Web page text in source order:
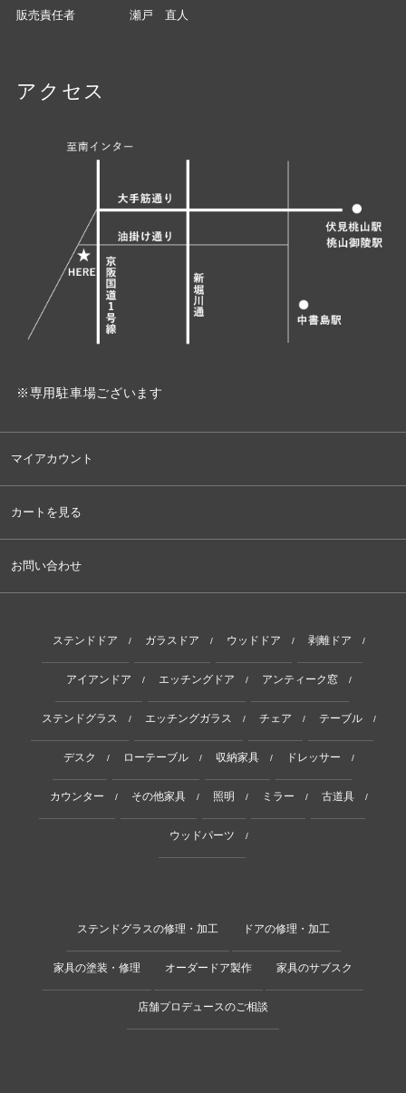
販売責任者 瀬戸 直人
アクセス
※専用駐車場ございます
マイアカウント
カートを見る
お問い合わせ
ステンドドア / ガラスドア / ウッドドア / 剥離ドア /
アイアンドア / エッチングドア / アンティーク窓 /
ステンドグラス / エッチングガラス / チェア / テーブル /
デスク / ローテーブル / 収納家具 / ドレッサー /
カウンター / その他家具 / 照明 / ミラー / 古道具 /
ウッドパーツ /
ステンドグラスの修理・加工 ドアの修理・加工
家具の塗装・修理 オーダードア製作 家具のサブスク
店舗プロデュースのご相談